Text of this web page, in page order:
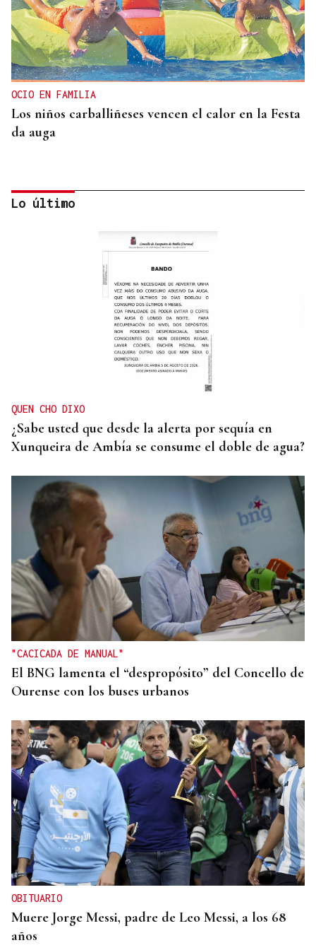
OCIO EN FAMILIA
Los niños carballiñeses vencen el calor en la Festa
da auga
ARREDOR DE 300 PERSOAS
Galería | A Festa da Palabra acolle a entrega dos
Premios Ínsua dos Poetas 2026
Lo último
QUEN CHO DIXO
¿Sabe usted que desde la alerta por sequía en
Xunqueira de Ambía se consume el doble de agua?
"CACICADA DE MANUAL"
El BNG lamenta el “despropósito” del Concello de
Ourense con los buses urbanos
OBITUARIO
Muere Jorge Messi, padre de Leo Messi, a los 68
años